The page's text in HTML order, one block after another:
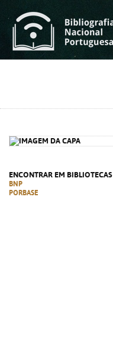
ENCONTRAR EM BIBLIOTECAS
BNP
PORBASE